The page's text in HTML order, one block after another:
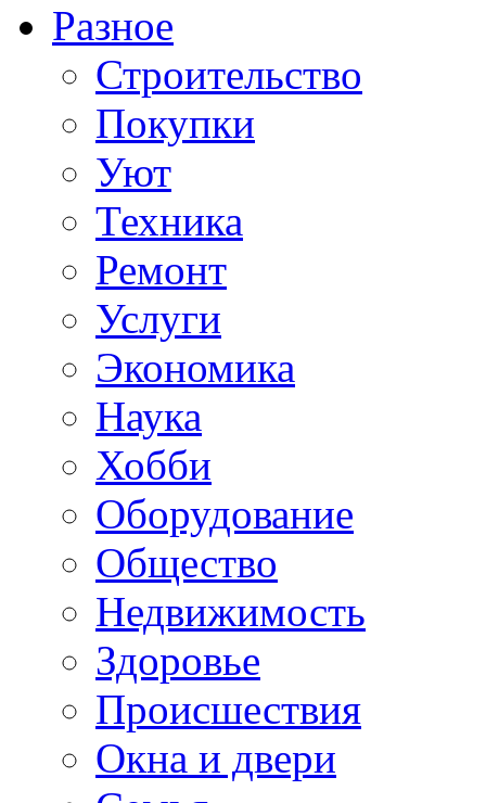
Разное
Строительство
Покупки
Уют
Техника
Ремонт
Услуги
Экономика
Наука
Хобби
Оборудование
Общество
Недвижимость
Здоровье
Происшествия
Окна и двери